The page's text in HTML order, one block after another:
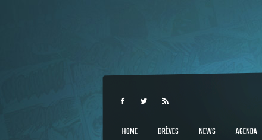
HOME BRÈVES NEWS AGENDA